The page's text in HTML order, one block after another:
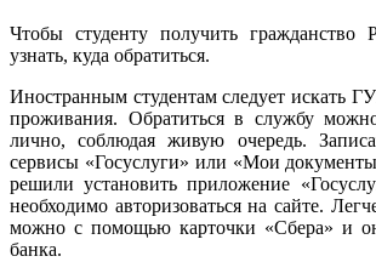
Чтобы студенту получить
узнать, куда обратиться.
Иностранным студентам следует искать
проживания. Обратиться в службу
лично, соблюдая живую очередь.
сервисы «Госуслуги» или «Мои
решили установить приложение
необходимо авторизоваться на сайте.
можно с помощью карточки «Сбера» и
банка.